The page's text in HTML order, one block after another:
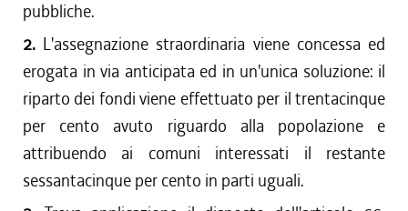
pubbliche.
2. L'assegnazione straordinaria viene concessa ed
erogata in via anticipata ed in un'unica soluzione: il
riparto dei fondi viene effettuato per il trentacinque
per cento avuto riguardo alla popolazione e
attribuendo ai comuni interessati il restante
sessantacinque per cento in parti uguali.